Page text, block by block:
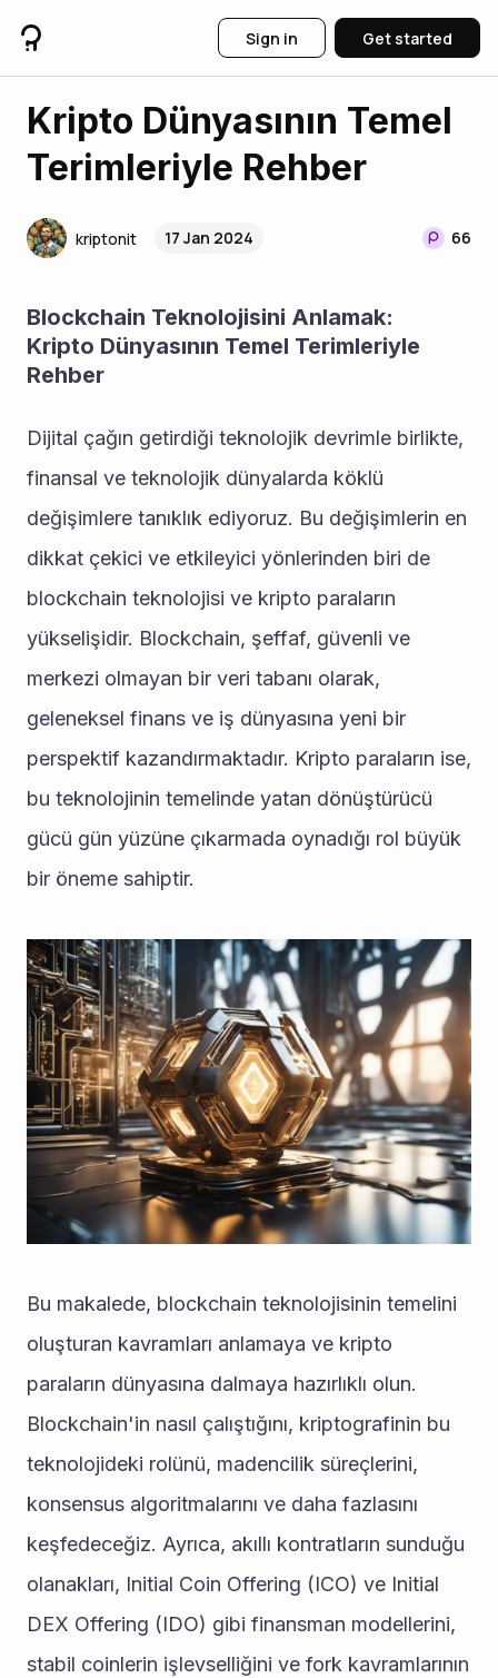
Sign in Get started
Kripto Dünyasının Temel
Terimleriyle Rehber
kriptonit 17 Jan 2024 66
Blockchain Teknolojisini Anlamak:
Kripto Dünyasının Temel Terimleriyle
Rehber
Dijital çağın getirdiği teknolojik devrimle birlikte,
finansal ve teknolojik dünyalarda köklü
değişimlere tanıklık ediyoruz. Bu değişimlerin en
dikkat çekici ve etkileyici yönlerinden biri de
blockchain teknolojisi ve kripto paraların
yükselişidir. Blockchain, şeffaf, güvenli ve
merkezi olmayan bir veri tabanı olarak,
geleneksel finans ve iş dünyasına yeni bir
perspektif kazandırmaktadır. Kripto paraların ise,
bu teknolojinin temelinde yatan dönüştürücü
gücü gün yüzüne çıkarmada oynadığı rol büyük
bir öneme sahiptir.
Bu makalede, blockchain teknolojisinin temelini
oluşturan kavramları anlamaya ve kripto
paraların dünyasına dalmaya hazırlıklı olun.
Blockchain'in nasıl çalıştığını, kriptografinin bu
teknolojideki rolünü, madencilik süreçlerini,
konsensus algoritmalarını ve daha fazlasını
keşfedeceğiz. Ayrıca, akıllı kontratların sunduğu
olanakları, Initial Coin Offering (ICO) ve Initial
DEX Offering (IDO) gibi finansman modellerini,
stabil coinlerin işlevselliğini ve fork kavramlarının